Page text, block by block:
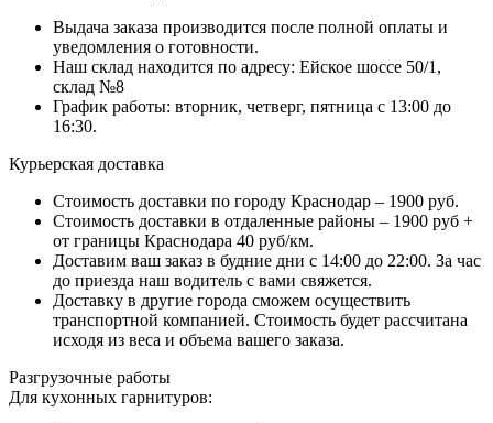
Выдача заказа производится после полной оплаты и
уведомления о готовности.
Наш склад находится по адресу: Ейское шоссе 50/1,
склад №8
График работы: вторник, четверг, пятница с 13:00 до
16:30.
Курьерская доставка
Стоимость доставки по городу Краснодар – 1900 руб.
Стоимость доставки в отдаленные районы – 1900 руб +
от границы Краснодара 40 руб/км.
Доставим ваш заказ в будние дни с 14:00 до 22:00. За час
до приезда наш водитель с вами свяжется.
Доставку в другие города сможем осуществить
транспортной компанией. Стоимость будет рассчитана
исходя из веса и объема вашего заказа.
Разгрузочные работы
Для кухонных гарнитуров: